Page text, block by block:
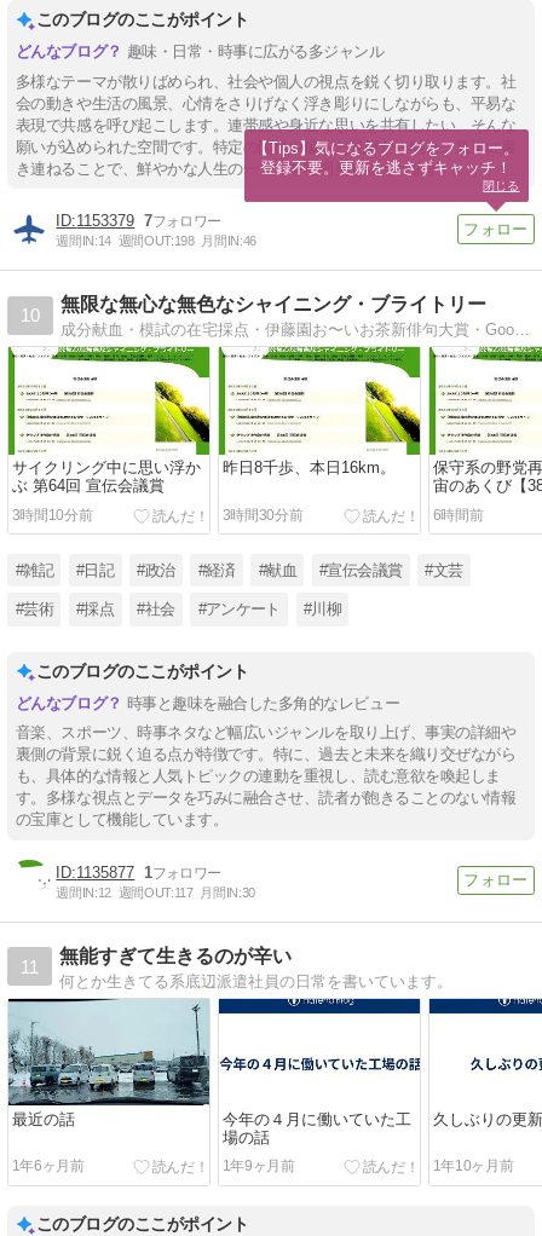
このブログのここがポイント
趣味・日常・時事に広がる多ジャンル
多様なテーマが散りばめられ、社会や個人の視点を鋭く切り取ります。社
会の動きや生活の風景、心情をさりげなく浮き彫りにしながらも、平易な
表現で共感を呼び起こします。連帯感や身近な思いを共有したい、そんな
願いが込められた空間です。特定の固執や偏った見解から離れ、気楽に書
き連ねることで、鮮やかな人生の一コマを垣間見せてくれます。
1153379 7
週間IN:14 週間OUT:198 月間IN:46
10
無限な無心な無色なシャイニング・ブライトリー
成分献血・模試の在宅採点・伊藤園お〜いお茶新俳句大賞・Google AdSense・宣伝会議賞など・・・ネガ根がポジティブな雑記。
サイクリング中に思い浮か
ぶ 第64回 宣伝会議賞
3時間10分前
昨日8千歩、本日16km。
3時間30分前
保守系の野党
宙のあくび【
6時間前
#雑記 #日記 #政治 #経済 #献血 #宣伝会議賞 #文芸
#芸術 #採点 #社会 #アンケート #川柳
このブログのここがポイント
時事と趣味を融合した多角的なレビュー
音楽、スポーツ、時事ネタなど幅広いジャンルを取り上げ、事実の詳細や
裏側の背景に鋭く迫る点が特徴です。特に、過去と未来を織り交ぜながら
も、具体的な情報と人気トピックの連動を重視し、読む意欲を喚起しま
す。多様な視点とデータを巧みに融合させ、読者が飽きることのない情報
の宝庫として機能しています。
1135877 1
週間IN:12 週間OUT:117 月間IN:30
11
無能すぎて生きるのが辛い
何とか生きてる系底辺派遣社員の日常を書いています。
最近の話
1年6ヶ月前
今年の４月に働いていた工
場の話
1年9ヶ月前
久しぶりの更
1年10ヶ月前
このブログのここがポイント
【Tips】気になるブログをフォロー。
登録不要。更新を逃さずキャッチ！
閉じる